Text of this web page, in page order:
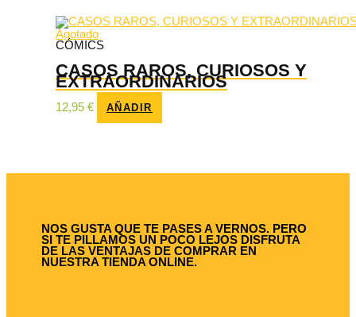
Agotado
CÓMICS
CASOS RAROS, CURIOSOS Y
EXTRAORDINARIOS
12,95 € AÑADIR
NOS GUSTA QUE TE PASES A VERNOS. PERO
SI TE PILLAMOS UN POCO LEJOS DISFRUTA
DE LAS VENTAJAS DE COMPRAR EN
NUESTRA TIENDA ONLINE.